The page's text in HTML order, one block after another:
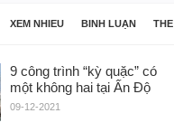
XEM NHIỀU BÌNH LUẬN THẺ
9 công trình “kỳ quặc” có
một không hai tại Ấn Độ
09-12-2021